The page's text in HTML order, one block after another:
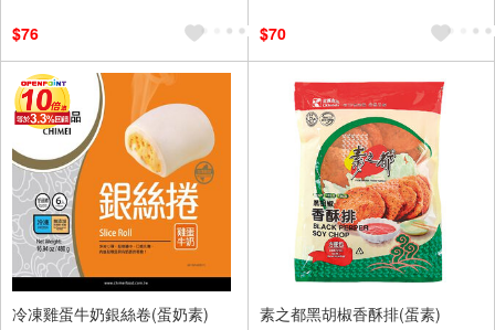
$76 $70
冷凍雞蛋牛奶銀絲卷(蛋奶素)
素之都黑胡椒香酥排(蛋素)